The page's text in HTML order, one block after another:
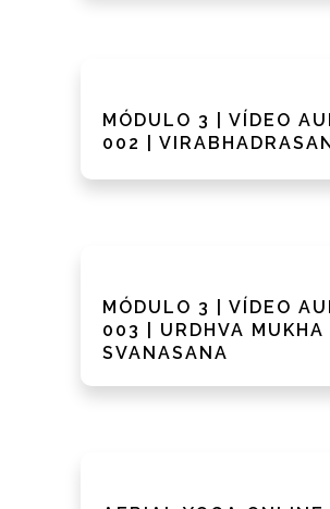
MÓDULO 3 | VÍDEO
002 |
MÓDULO 3 | VÍDEO
003 | URDHVA MUKHA
SVANASANA